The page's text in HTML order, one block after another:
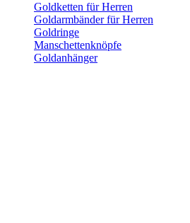
Goldketten für Herren
Goldarmbänder für Herren
Goldringe
Manschettenknöpfe
Goldanhänger